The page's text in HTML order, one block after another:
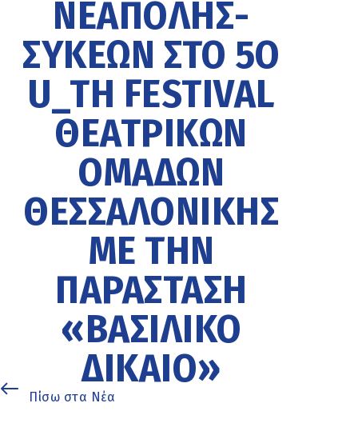
ΝΕΆΠΟΛΗΣ-
ΣΥΚΕΏΝ ΣΤΟ 5Ο
U_TH FESTIVAL
ΘΕΑΤΡΙΚΏΝ
ΟΜΆΔΩΝ
ΘΕΣΣΑΛΟΝΊΚΗΣ
ΜΕ ΤΗΝ
ΠΑΡΆΣΤΑΣΗ
«ΒΑΣΙΛΙΚΌ
ΔΊΚΑΙΟ»
Πίσω στα Νέα